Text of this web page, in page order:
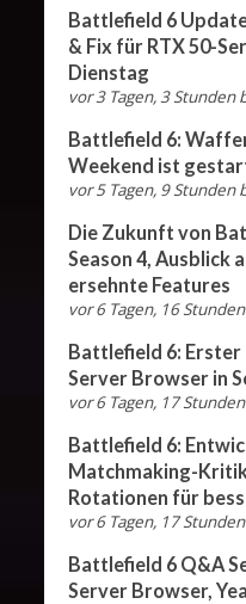
Battlefield 6
& Fix für RTX 50-
Dienstag
vor 3 Tagen, 3 Stunden
Battlefield 6:
Weekend ist
vor 5 Tagen, 9 Stunden
Die Zukunft von
Season 4, Ausblick
ersehnte Features
vor 6 Tagen, 16 Stunden
Battlefield 6: Erster
Server Browser in
vor 6 Tagen, 17 Stunden
Battlefield 6:
Matchmaking-
Rotationen für
vor 6 Tagen, 17 Stunden
Battlefield 6 Q&A
Server Browser,